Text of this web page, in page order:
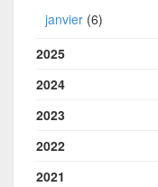
janvier (6)
2025
2024
2023
2022
2021